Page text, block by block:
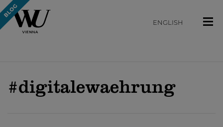
ENGLISH
#digitalewaehrung